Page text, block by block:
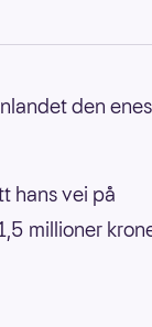
den
hans vei på
millioner